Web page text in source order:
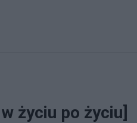
życiu po życiu]